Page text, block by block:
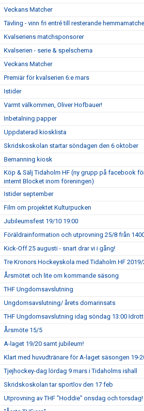
Veckans Matcher
Tävling - vinn fri entré till resterande
Kvalseriens matchsponsorer
Kvalserien - serie & spelschema
Veckans Matcher
Premiär för kvalserien 6:e mars
Istider
Varmt välkommen, Oliver Hofbauer!
Inbetalning papper
Uppdaterad kiosklista
Skridskoskolan startar söndagen den 6 oktober
Bemanning kiosk
Köp & Sälj Tidaholm HF (ny grupp på facebook
internt Blocket inom föreningen)
Istider september
Film om projektet Kulturpucken
Jubileumsfest 19/10 19:00
Föräldrainformation och utprovning 25/8 från
Kick-Off 25 augusti - snart drar vi i gång!
Tre Kronors Hockeyskola med Tidaholm HF
Årsmötet och lite om kommande säsong
THF Ungdomsavslutning
Ungdomsavslutning/ årets domarinsats
THF Ungdomsavslutning idag söndag 13:00
Årsmöte 15/5
A-laget 19/20 samt jubileum!
Klart med huvudtränare för A-laget säsongen 19-
Tjejhockey-dag lördag 9 mars i Tidaholms ishall
Skridskoskolan tar sportlov den 17 feb
Utprovning av THF "Hoddie" onsdag och torsdag!